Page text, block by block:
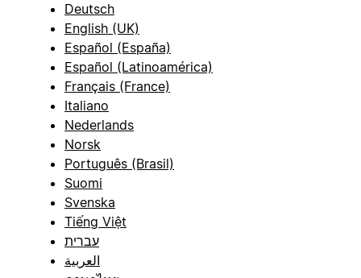
Deutsch
English (UK)
Español (España)
Español (Latinoamérica)
Français (France)
Italiano
Nederlands
Norsk
Português (Brasil)
Suomi
Svenska
Tiếng Việt
עברית
العربية